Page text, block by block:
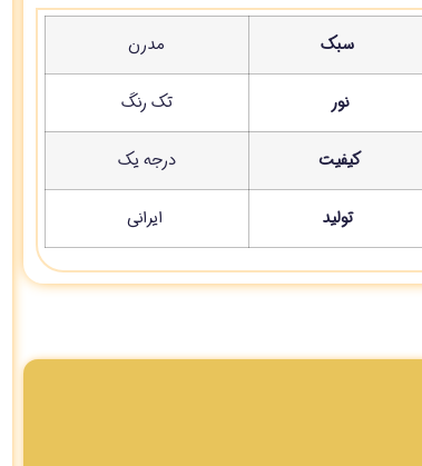
سبک مدرن
نور تک رنگ
کیفیت درجه یک
تولید ایرانی